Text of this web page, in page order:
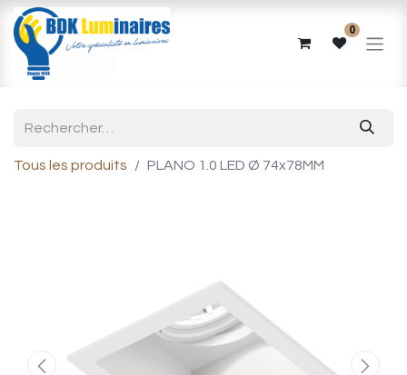
0
Tous les produits PLANO 1.0 LED Ø 74x78MM